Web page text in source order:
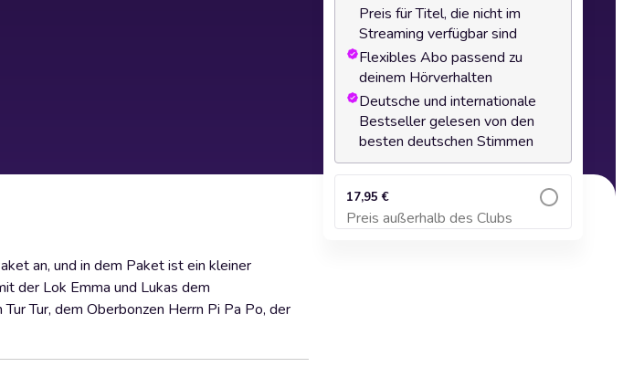
an, und in dem Paket ist ein kleiner
der Lok Emma und Lukas dem
Tur, dem Oberbonzen Herrn Pi Pa Po, der
Preis für Titel, die nicht im
Streaming verfügbar sind
Flexibles Abo passend zu
deinem Hörverhalten
Deutsche und internationale
Bestseller gelesen von den
besten deutschen Stimmen
17,95 €
Preis außerhalb des Clubs
Zum Warenkorb hinzufügen